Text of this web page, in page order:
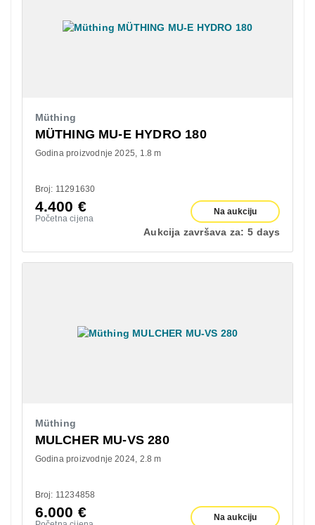
Müthing
MÜTHING MU-E HYDRO 180
Godina proizvodnje 2025 1.8 m
Broj: 11291630
4.400 €
Početna cijena
Na aukciju
Aukcija završava za: 5 days
Müthing
MULCHER MU-VS 280
Godina proizvodnje 2024 2.8 m
Broj: 11234858
6.000 € Na aukciju